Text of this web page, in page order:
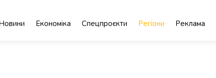
Економіка Спецпроєкти Регіони Реклама